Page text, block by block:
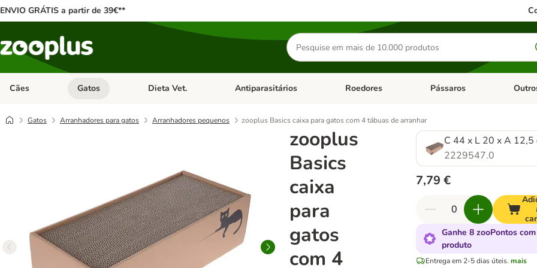
ENVIO GRÁTIS a partir de 39€**
Pesquisar
produtos
Cães Abrir menu de categoria: Cães
Gatos Abrir menu de categoria: Gatos
Dieta Vet. Abrir menu de categoria: Dieta Vet.
Antiparasitários Abrir menu de categoria: Antiparasitários
Roedores Abrir menu de categoria:
Pássaros Abrir
Gatos Arranhadores para gatos Arranhadores pequenos zooplus Basics caixa para gatos com 4 tábuas de arranhar
zooplus
Basics
caixa
para
gatos
com 4
C 44 x L 20 x A 12,5
2229547.0
7,79 €
Ganhe 8 zooPontos
produto
Entrega em 2-5 dias úteis. mais